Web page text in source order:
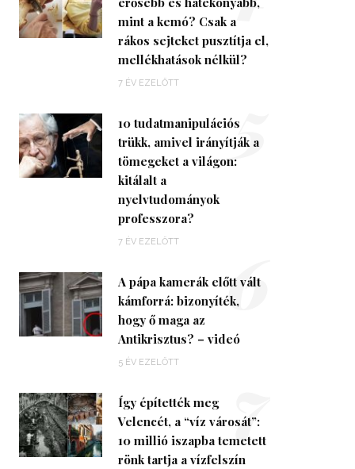
mint a kemó? Csak a
rákos sejteket pusztítja el,
mellékhatások nélkül?
7 ÉV EZELŐTT
10 tudatmanipulációs
trükk, amivel irányítják a
tömegeket a világon:
kitálalt a
nyelvtudományok
professzora?
7 ÉV EZELŐTT
5
A pápa kamerák előtt vált
kámforrá: bizonyíték,
hogy ő maga az
Antikrisztus? – videó
5 ÉV EZELŐTT
6
Így építették meg
Velencét, a “víz városát”:
10 millió iszapba temetett
rönk tartja a vízfelszín
7